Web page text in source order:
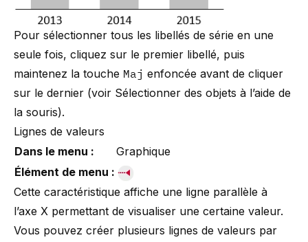
Pour sélectionner tous les libellés de série en une
seule fois, cliquez sur le premier libellé, puis
maintenez la touche Maj enfoncée avant de cliquer
sur le dernier (voir Sélectionner des objets à l’aide de
la souris).
Lignes de valeurs
Dans le menu :
Graphique
Élément de menu :
Cette caractéristique affiche une ligne parallèle à
l’axe X permettant de visualiser une certaine valeur.
Vous pouvez créer plusieurs lignes de valeurs par